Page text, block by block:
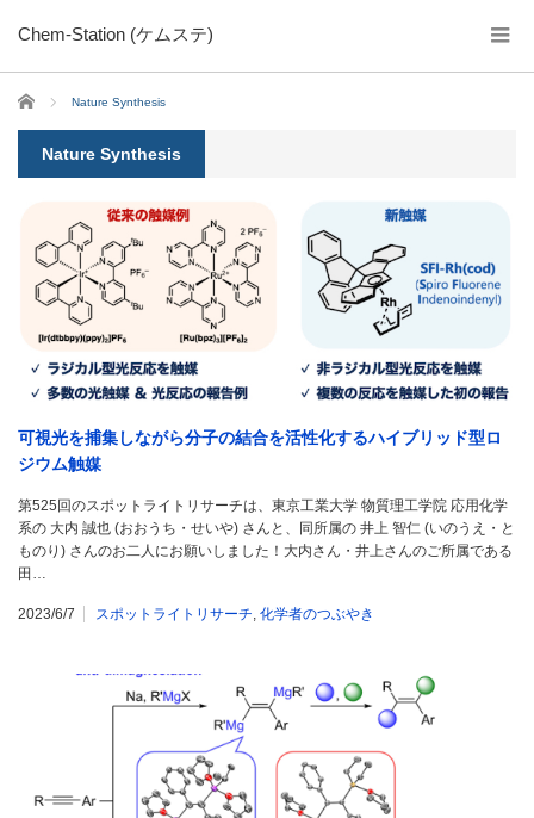
Chem-Station (ケムステ)
ホーム Nature Synthesis
Nature Synthesis
可視光を捕集しながら分子の結合を活性化するハイブリッド型ロ
ジウム触媒
第525回のスポットライトリサーチは、東京工業大学 物質理工学院 応用化学
系の 大内 誠也 (おおうち・せいや) さんと、同所属の 井上 智仁 (いのうえ・と
ものり) さんのお二人にお願いしました！大内さん・井上さんのご所属である
田…
2023/6/7 スポットライトリサーチ 化学者のつぶやき